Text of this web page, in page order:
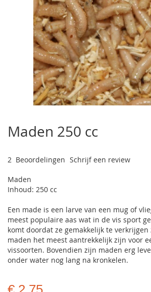
het
begin
de
gallerij
Maden 250 cc
2 Beoordelingen Schrijf een review
Maden
Inhoud: 250 cc
Een made is een larve van een mug of
meest populaire aas wat in de vis sport
komt doordat ze gemakkelijk te
maden het meest aantrekkelijk zijn voor
vissoorten. Bovendien zijn maden erg
onder water nog lang na kronkelen.